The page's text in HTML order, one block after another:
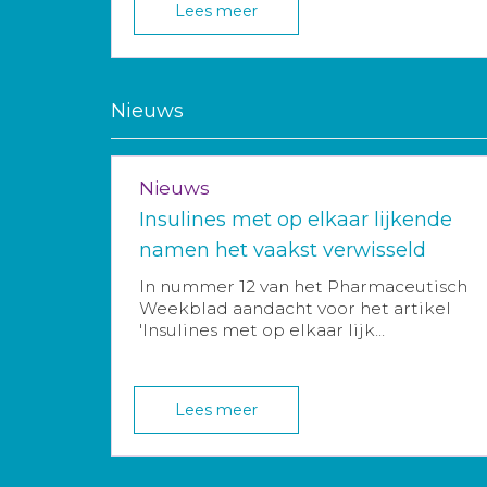
Lees meer
Nieuws
Nieuws
Insulines met op elkaar lijkende
namen het vaakst verwisseld
In nummer 12 van het Pharmaceutisch
Weekblad aandacht voor het artikel
'Insulines met op elkaar lijk...
Lees meer